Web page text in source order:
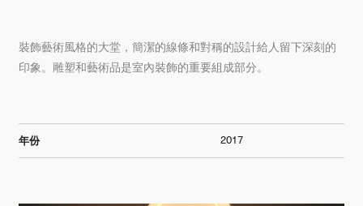
裝飾藝術風格的大堂，簡潔的線條和對稱的設計給人留下深刻的
印象。雕塑和藝術品是室內裝飾的重要組成部分。
年份 2017